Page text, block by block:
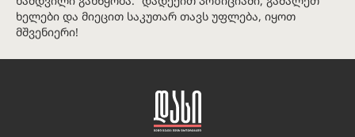
ხელები და მიეცით საკუთარ თავს უფლება, იყოთ
მშვენიერი!